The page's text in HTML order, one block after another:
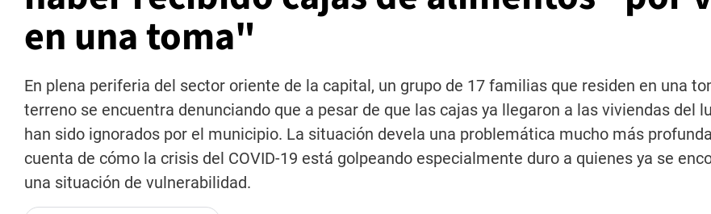
en una toma"
En plena periferia del sector oriente de la capital, un grupo de 17 familias que residen en una
terreno se encuentra denunciando que a pesar de que las cajas ya llegaron a las viviendas del
han sido ignorados por el municipio. La situación devela una problemática mucho más
cuenta de cómo la crisis del COVID-19 está golpeando especialmente duro a quienes ya se
una situación de vulnerabilidad.